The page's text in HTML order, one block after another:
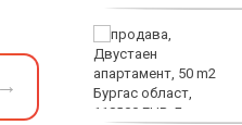
118000 EUR